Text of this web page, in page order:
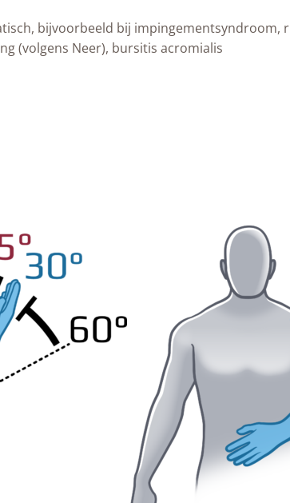
bijvoorbeeld bij
(volgens Neer), bursitis acromialis